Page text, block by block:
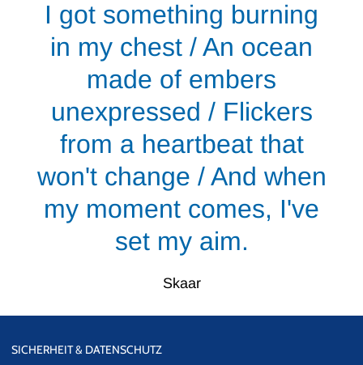
I got something burning
in my chest / An ocean
made of embers
unexpressed / Flickers
from a heartbeat that
won't change / And when
my moment comes, I've
set my aim.
Skaar
SICHERHEIT & DATENSCHUTZ